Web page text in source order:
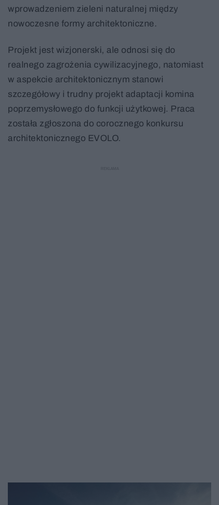
wprowadzeniem zieleni naturalnej między
nowoczesne formy architektoniczne.
Projekt jest wizjonerski, ale odnosi się do
realnego zagrożenia cywilizacyjnego, natomiast
w aspekcie architektonicznym stanowi
szczegółowy i trudny projekt adaptacji komina
poprzemysłowego do funkcji użytkowej. Praca
została zgłoszona do corocznego konkursu
architektonicznego EVOLO.